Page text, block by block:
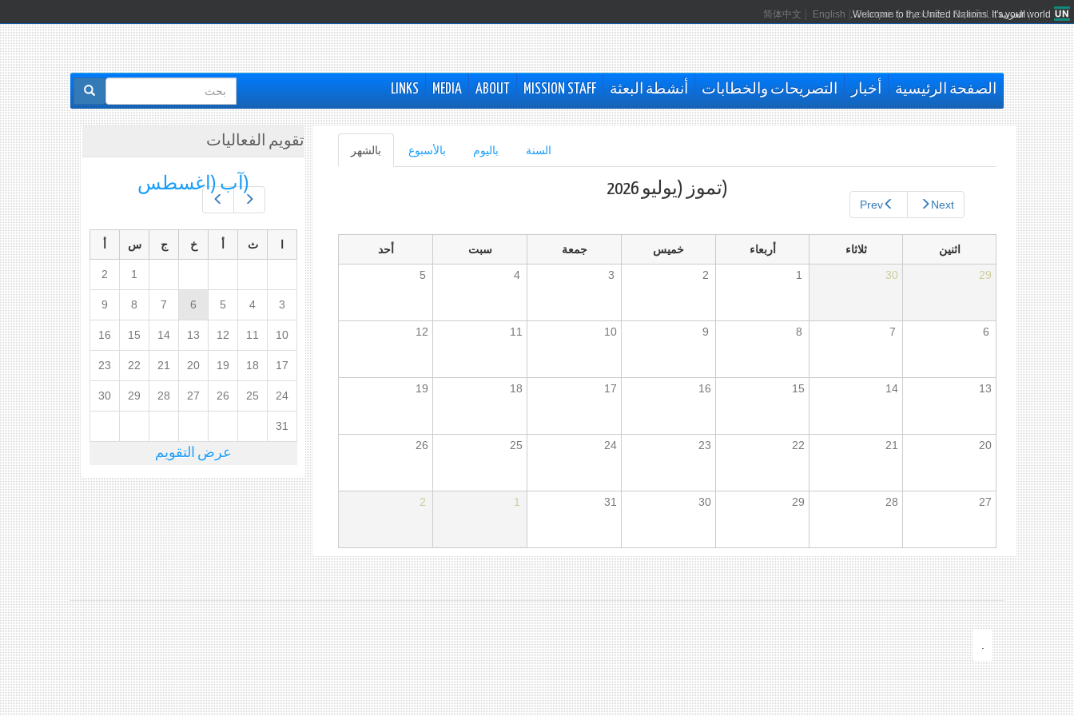
Welcome to the United Nations. It's your world.
العربية 简体中文 English Français Русский Español
الصفحة الرئيسية أخبار التصريحات والخطابات أنشطة البعثة MISSION STAFF
ABOUT
MEDIA
LINKS
استمارة
البحث
الأساسية
بالشهر
التبويب
النشطة)
بالأسبوع باليوم السنة
Prev Next
(تموز (يوليو 2026
اثنين ثلاثاء أربعاء خميس جمعة سبت
أحد
29
30
1
2
3
4
5
6
7
8
9
10
11
12
13
14
15
16
17
18
19
20
21
22
23
24
25
26
27
28
29
30
31
1
2
تقويم الفعاليات
(آب (اغسطس
ث خ ج س
1
2
3
4
5
6
7
8
9
10
11
12
13
14
15
16
17
18
19
20
21
22
23
24
25
26
27
28
29
30
31
عرض التقويم